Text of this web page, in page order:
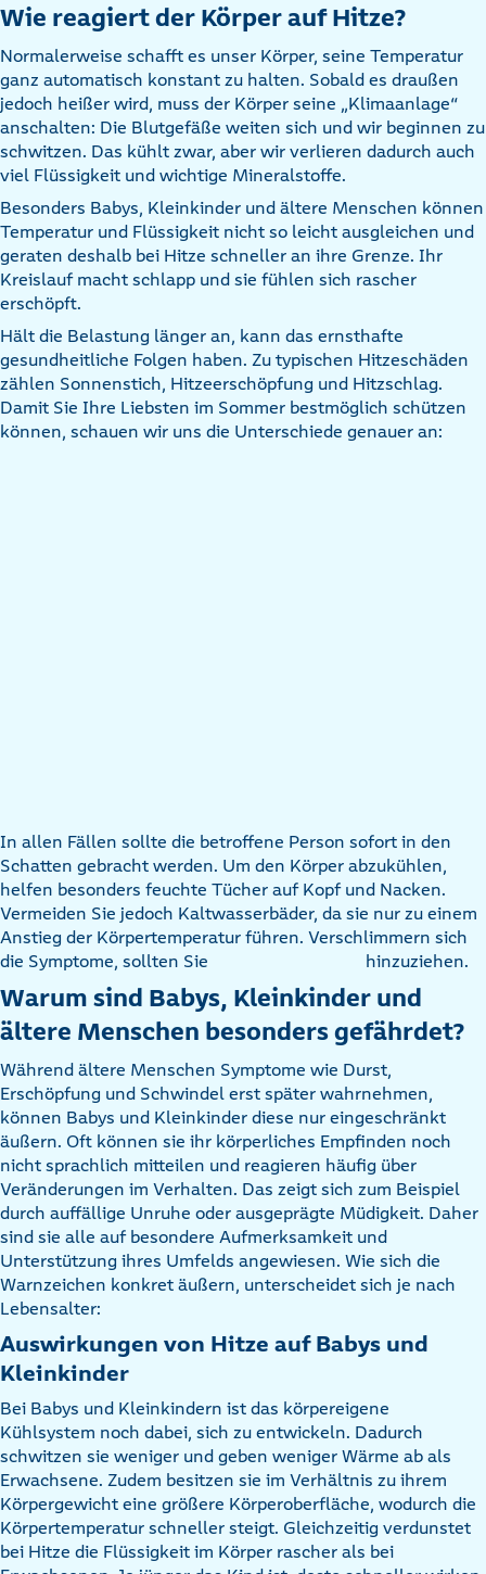
Wie reagiert der Körper auf Hitze?
Normalerweise schafft es unser Körper, seine Temperatur
ganz automatisch konstant zu halten. Sobald es draußen
jedoch heißer wird, muss der Körper seine „Klimaanlage“
anschalten: Die Blutgefäße weiten sich und wir beginnen zu
schwitzen. Das kühlt zwar, aber wir verlieren dadurch auch
viel Flüssigkeit und wichtige Mineralstoffe.
Besonders Babys, Kleinkinder und ältere Menschen können
Temperatur und Flüssigkeit nicht so leicht ausgleichen und
geraten deshalb bei Hitze schneller an ihre Grenze. Ihr
Kreislauf macht schlapp und sie fühlen sich rascher
erschöpft.
Hält die Belastung länger an, kann das ernsthafte
gesundheitliche Folgen haben. Zu typischen Hitzeschäden
zählen Sonnenstich, Hitzeerschöpfung und Hitzschlag.
Damit Sie Ihre Liebsten im Sommer bestmöglich schützen
können, schauen wir uns die Unterschiede genauer an:
In allen Fällen sollte die betroffene Person sofort in den
Schatten gebracht werden. Um den Körper abzukühlen,
helfen besonders feuchte Tücher auf Kopf und Nacken.
Vermeiden Sie jedoch Kaltwasserbäder, da sie nur zu einem
Anstieg der Körpertemperatur führen. Verschlimmern sich
die Symptome, sollten Sie
hinzuziehen.
Warum sind Babys, Kleinkinder und
ältere Menschen besonders gefährdet?
Während ältere Menschen Symptome wie Durst,
Erschöpfung und Schwindel erst später wahrnehmen,
können Babys und Kleinkinder diese nur eingeschränkt
äußern. Oft können sie ihr körperliches Empfinden noch
nicht sprachlich mitteilen und reagieren häufig über
Veränderungen im Verhalten. Das zeigt sich zum Beispiel
durch auffällige Unruhe oder ausgeprägte Müdigkeit. Daher
sind sie alle auf besondere Aufmerksamkeit und
Unterstützung ihres Umfelds angewiesen. Wie sich die
Warnzeichen konkret äußern, unterscheidet sich je nach
Lebensalter:
Auswirkungen von Hitze auf Babys und
Kleinkinder
Bei Babys und Kleinkindern ist das körpereigene
Kühlsystem noch dabei, sich zu entwickeln. Dadurch
schwitzen sie weniger und geben weniger Wärme ab als
Erwachsene. Zudem besitzen sie im Verhältnis zu ihrem
Körpergewicht eine größere Körperoberfläche, wodurch die
Körpertemperatur schneller steigt. Gleichzeitig verdunstet
bei Hitze die Flüssigkeit im Körper rascher als bei